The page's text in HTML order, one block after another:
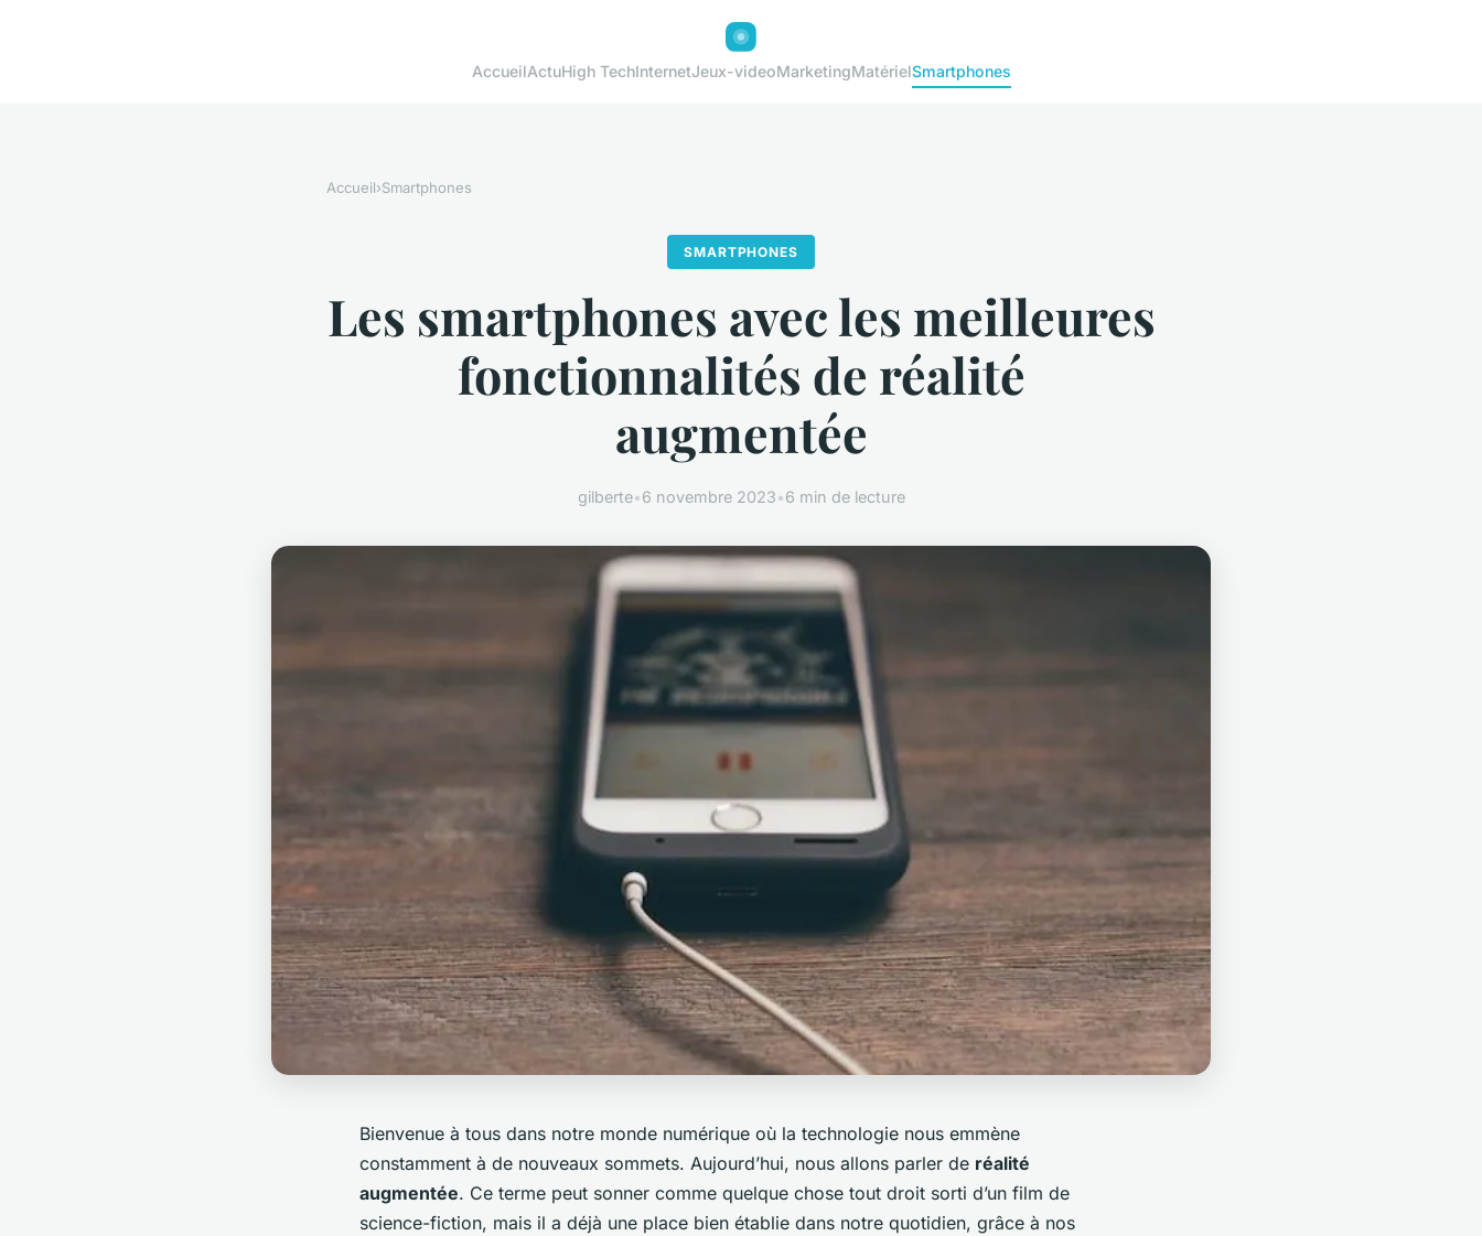
AccueilActuHigh TechInternetJeux-videoMarketingMatérielSmartphones
Accueil›Smartphones
SMARTPHONES
Les smartphones avec les meilleures
fonctionnalités de réalité
augmentée
gilberte•6 novembre 2023•6 min de lecture
Bienvenue à tous dans notre monde numérique où la technologie nous emmène
constamment à de nouveaux sommets. Aujourd’hui, nous allons parler de réalité
augmentée. Ce terme peut sonner comme quelque chose tout droit sorti d’un film de
science-fiction, mais il a déjà une place bien établie dans notre quotidien, grâce à nos